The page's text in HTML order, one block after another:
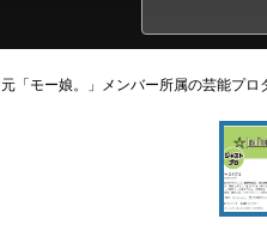
元「モー娘。」メンバー所属の芸能プロ